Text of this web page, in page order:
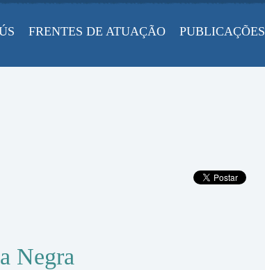
FRENTES DE ATUAÇÃO PUBLICAÇÕES
Negra